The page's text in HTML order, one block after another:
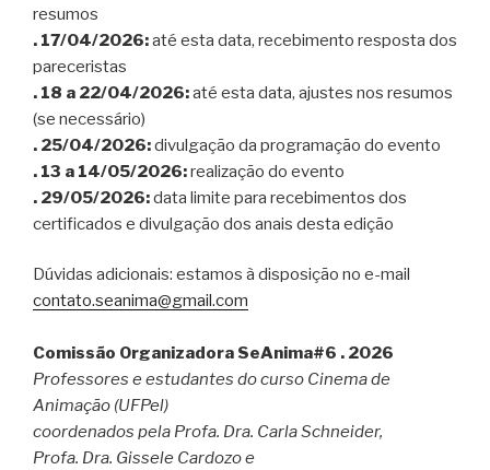
resumos
. 17/04/2026:até esta data, recebimento resposta dos
pareceristas
. 18 a 22/04/2026:até esta data, ajustes nos resumos
(se necessário)
. 25/04/2026:divulgação da programação do evento
. 13 a 14/05/2026:realização do evento
. 29/05/2026:data limite para recebimentos dos
certificados e divulgação dos anais desta edição
Dúvidas adicionais: estamos à disposição no e-mail
contato.seanima@gmail.com
Comissão Organizadora SeAnima#6 . 2026
Professores e estudantes do curso Cinema de
Animação (UFPel)
coordenados pela Profa. Dra. Carla Schneider,
Profa. Dra. Gissele Cardozo e